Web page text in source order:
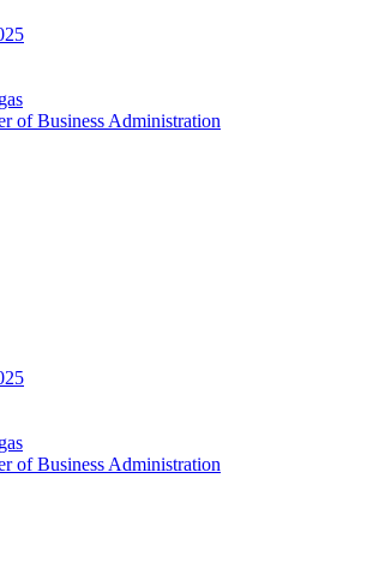
of Business Administration
of Business Administration